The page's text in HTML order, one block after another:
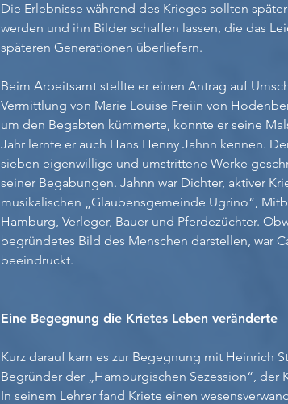
Die Erlebnisse während des Krieges sollten
werden und ihn Bilder schaffen lassen, die das
späteren Generationen überliefern.
Beim Arbeitsamt stellte er einen Antrag auf
Vermittlung von Marie Louise Freiin von
um den Begabten kümmerte, konnte er seine
Jahr lernte er auch Hans Henny Jahnn kennen.
sieben eigenwillige und umstrittene Werke
seiner Begabungen. Jahnn war Dichter, aktiver
musikalischen „Glaubensgemeinde Ugrino“,
Hamburg, Verleger, Bauer und Pferdezüchter.
begründetes Bild des Menschen darstellen, war
beeindruckt.
Eine Begegnung die Krietes Leben veränderte
Kurz darauf kam es zur Begegnung mit Heinrich
Begründer der „Hamburgischen Sezession“, der
In seinem Lehrer fand Kriete einen